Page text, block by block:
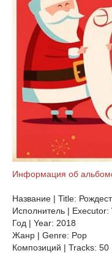
Информация об
Название | Title:
Исполнитель | Executor:
Год | Year: 2018
Жанр | Genre: Pop
Композиций | Tracks: 50